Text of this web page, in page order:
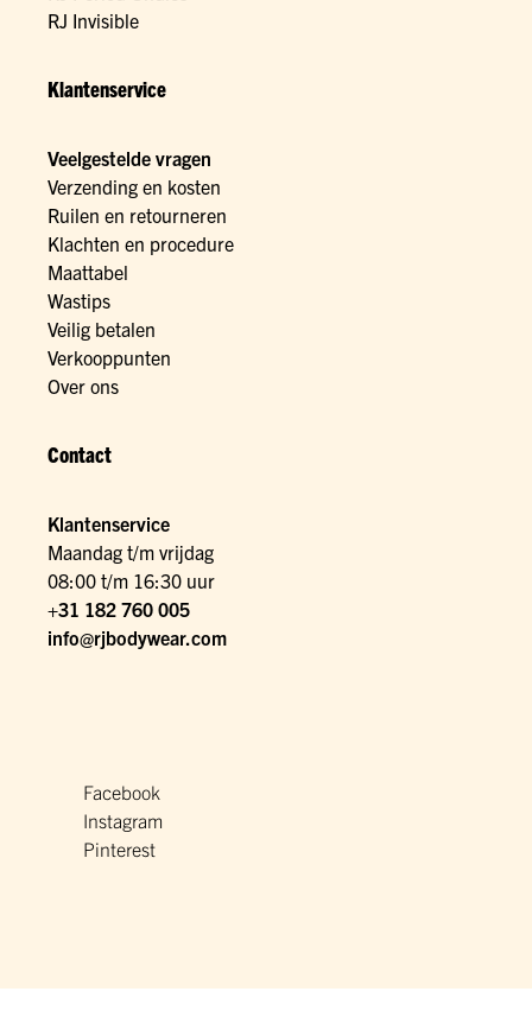
RJ Invisible
Klantenservice
Veelgestelde vragen
Verzending en kosten
Ruilen en retourneren
Klachten en procedure
Maattabel
Wastips
Veilig betalen
Verkooppunten
Over ons
Contact
Klantenservice
Maandag t/m vrijdag
08:00 t/m 16:30 uur
+31 182 760 005
info@rjbodywear.com
Facebook
Instagram
Pinterest